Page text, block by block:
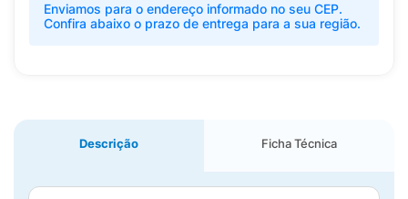
Enviamos para o endereço informado no seu CEP.
Confira abaixo o prazo de entrega para a sua região.
Descrição Ficha Técnica